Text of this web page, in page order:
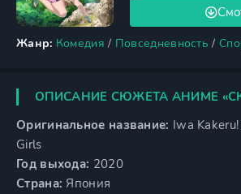
Жанр: Комедия / Повседневность /
ОПИСАНИЕ СЮЖЕТА АНИМЕ
Оригинальное название: Iwa
Girls
Год выхода: 2020
Страна: Япония